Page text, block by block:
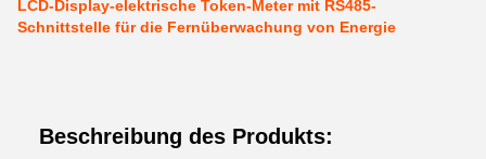
LCD-Display-elektrische Token-Meter mit RS485-
Schnittstelle für die Fernüberwachung von Energie
Beschreibung des Produkts: